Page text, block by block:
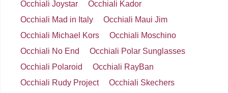
Occhiali Joystar
Occhiali Kador
Occhiali Mad in Italy
Occhiali Maui Jim
Occhiali Michael Kors
Occhiali Moschino
Occhiali No End
Occhiali Polar Sunglasses
Occhiali Polaroid
Occhiali RayBan
Occhiali Rudy Project
Occhiali Skechers